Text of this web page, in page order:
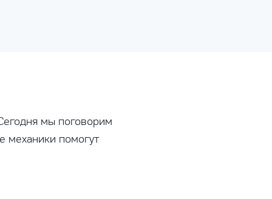
мы поговорим
механики помогут